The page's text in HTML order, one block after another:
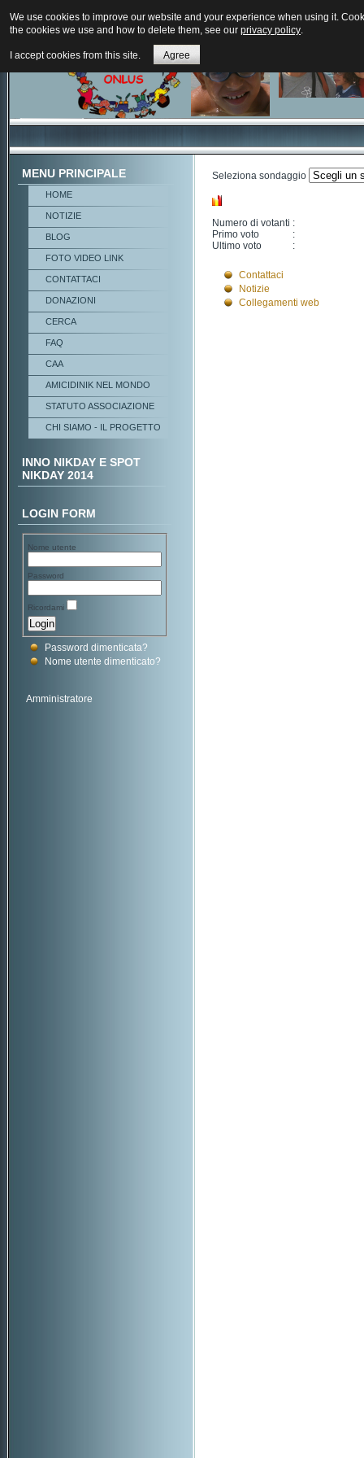
MENU PRINCIPALE
HOME
NOTIZIE
BLOG
FOTO VIDEO LINK
CONTATTACI
DONAZIONI
CERCA
FAQ
CAA
AMICIDINIK NEL MONDO
STATUTO ASSOCIAZIONE
CHI SIAMO - IL PROGETTO
INNO NIKDAY E SPOT
NIKDAY 2014
LOGIN FORM
Nome utente
Password
Ricordami
Password dimenticata?
Nome utente dimenticato?
Amministratore
Seleziona sondaggio
Numero di votanti :
Primo voto
:
Ultimo voto
:
Contattaci
Notizie
Collegamenti web
We use cookies to improve our website and your experience when using it.
the cookies we use and how to delete them, see our privacy policy.
I accept cookies from this site. Agree